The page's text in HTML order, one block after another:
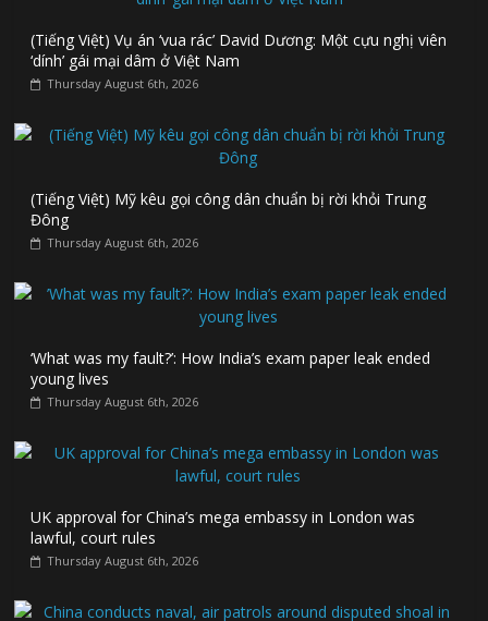
(Tiếng Việt) Vụ án ‘vua rác’ David Dương: Một cựu nghị viên
‘dính’ gái mại dâm ở Việt Nam
Thursday August 6th, 2026
(Tiếng Việt) Mỹ kêu gọi công dân chuẩn bị rời khỏi Trung
Đông
Thursday August 6th, 2026
‘What was my fault?’: How India’s exam paper leak ended
young lives
Thursday August 6th, 2026
UK approval for China’s mega embassy in London was
lawful, court rules
Thursday August 6th, 2026